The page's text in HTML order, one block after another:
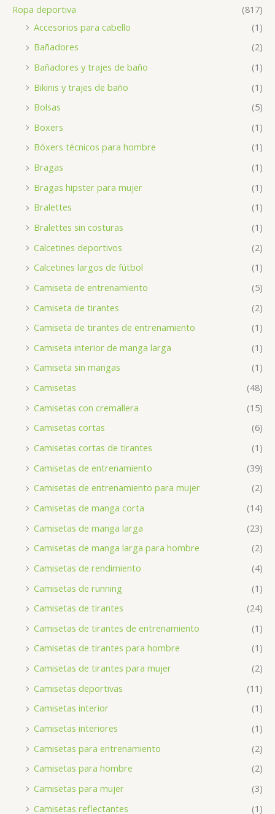
Ropa deportiva
(817)
Accesorios para cabello
(1)
Bañadores
(2)
Bañadores y trajes de baño
(1)
Bikinis y trajes de baño
(1)
Bolsas
(5)
Boxers
(1)
Bóxers técnicos para hombre
(1)
Bragas
(1)
Bragas hipster para mujer
(1)
Bralettes
(1)
Bralettes sin costuras
(1)
Calcetines deportivos
(2)
Calcetines largos de fútbol
(1)
Camiseta de entrenamiento
(5)
Camiseta de tirantes
(2)
Camiseta de tirantes de entrenamiento
(1)
Camiseta interior de manga larga
(1)
Camiseta sin mangas
(1)
Camisetas
(48)
Camisetas con cremallera
(15)
Camisetas cortas
(6)
Camisetas cortas de tirantes
(1)
Camisetas de entrenamiento
(39)
Camisetas de entrenamiento para mujer
(2)
Camisetas de manga corta
(14)
Camisetas de manga larga
(23)
Camisetas de manga larga para hombre
(2)
Camisetas de rendimiento
(4)
Camisetas de running
(1)
Camisetas de tirantes
(24)
Camisetas de tirantes de entrenamiento
(1)
Camisetas de tirantes para hombre
(1)
Camisetas de tirantes para mujer
(2)
Camisetas deportivas
(11)
Camisetas interior
(1)
Camisetas interiores
(1)
Camisetas para entrenamiento
(2)
Camisetas para hombre
(2)
Camisetas para mujer
(3)
Camisetas reflectantes
(1)